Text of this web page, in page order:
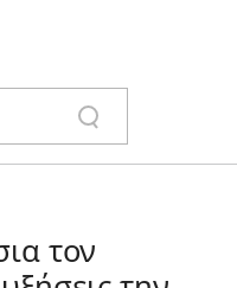
τον